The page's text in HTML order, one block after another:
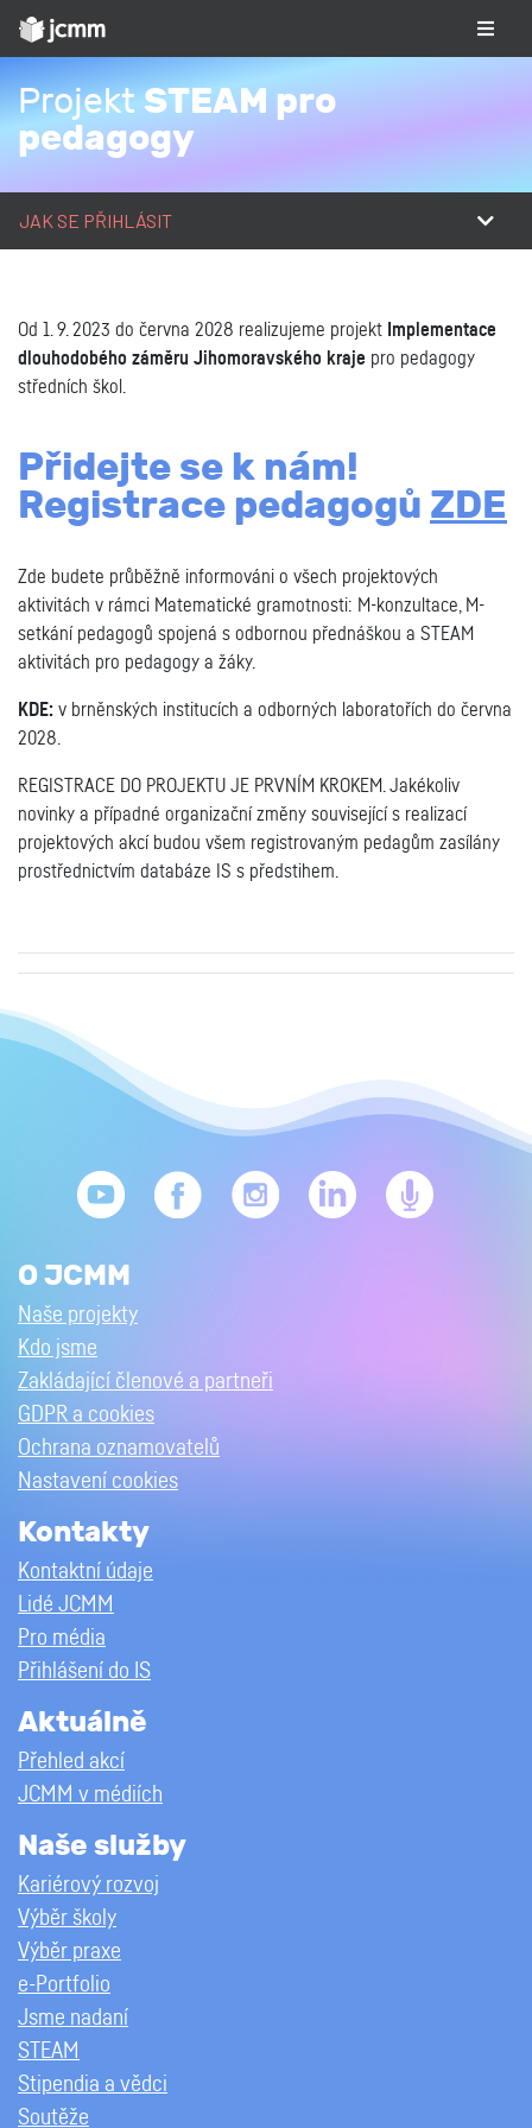
Projekt STEAM pro
pedagogy
JAK SE PŘIHLÁSIT
Od 1. 9. 2023 do června 2028 realizujeme projekt Implementace
dlouhodobého záměru Jihomoravského kraje pro pedagogy
středních škol.
Přidejte se k nám!
Registrace pedagogů ZDE
Zde budete průběžně informováni o všech projektových
aktivitách v rámci Matematické gramotnosti: M-konzultace, M-
setkání pedagogů spojená s odbornou přednáškou a STEAM
aktivitách pro pedagogy a žáky.
KDE: v brněnských institucích a odborných laboratořích do června
2028.
REGISTRACE DO PROJEKTU JE PRVNÍM KROKEM. Jakékoliv
novinky a případné organizační změny související s realizací
projektových akcí budou všem registrovaným pedagům zasílány
prostřednictvím databáze IS s předstihem.
O JCMM
Naše projekty
Kdo jsme
Zakládající členové a partneři
GDPR a cookies
Ochrana oznamovatelů
Nastavení cookies
Kontakty
Kontaktní údaje
Lidé JCMM
Pro média
Přihlášení do IS
Aktuálně
Přehled akcí
JCMM v médiích
Naše služby
Kariérový rozvoj
Výběr školy
Výběr praxe
e-Portfolio
Jsme nadaní
STEAM
Stipendia a vědci
Soutěže